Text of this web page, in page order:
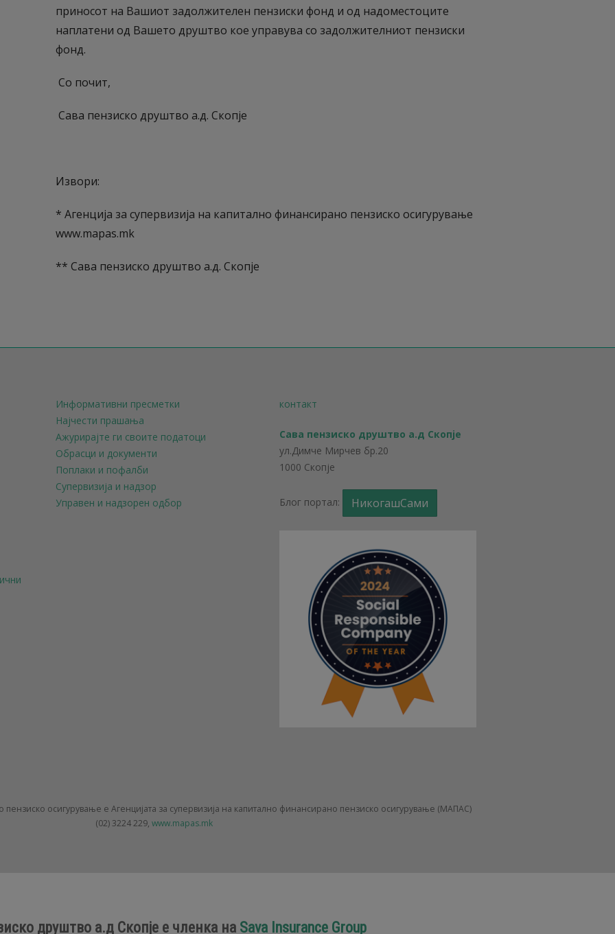
приносот на Вашиот задолжителен пензиски фонд и од надоместоците
наплатени од Вашето друштво кое управува со задолжителниот пензиски
фонд.
Со почит,
Сава пензиско друштво а.д. Скопје
Извори:
* Агенција за супервизија на капитално финансирано пензиско осигурување
www.mapas.mk
** Сава пензиско друштво а.д. Скопје
Информативни пресметки
Најчести прашања
Ажурирајте ги своите податоци
Обрасци и документи
Поплаки и пофалби
Супервизија и надзор
Управен и надзорен одбор
контакт
Сава пензиско друштво а.д Скопје
ул.Димче Мирчев бр.20
1000 Скопје
Блог портал: НикогашСами
осигурување е Агенцијата за супервизија на капитално финансирано пензиско осигурување (МАПАС)
(02) 3224 229, www.mapas.mk
друштво а.д Скопје е членка на Sava Insurance Group